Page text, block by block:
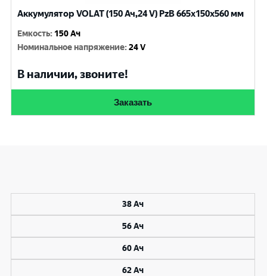
Аккумулятор VOLAT (150 Ач,24 V) PzB 665x150x560 мм
Емкость: 150 Ач
Номинальное напряжение:24 V
В наличии, звоните!
Заказать
38 Ач
56 Ач
60 Ач
62 Ач